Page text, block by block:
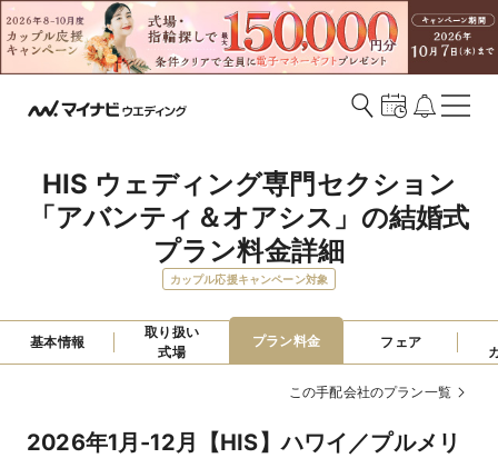
HIS ウェディング専門セクション
「アバンティ＆オアシス」の結婚式
プラン料金詳細
カップル応援キャンペーン対象
基本情報
取り扱い
式場
プラン料金 フェア
この手配会社のプラン一覧
2026年1月-12月【HIS】ハワイ／プルメリ